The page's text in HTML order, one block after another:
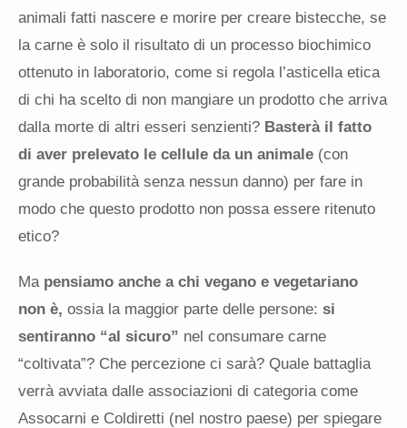
animali fatti nascere e morire per creare bistecche, se
la carne è solo il risultato di un processo biochimico
ottenuto in laboratorio, come si regola l’asticella etica
di chi ha scelto di non mangiare un prodotto che arriva
dalla morte di altri esseri senzienti? Basterà il fatto
di aver prelevato le cellule da un animale (con
grande probabilità senza nessun danno) per fare in
modo che questo prodotto non possa essere ritenuto
etico?
Ma pensiamo anche a chi vegano e vegetariano
non è, ossia la maggior parte delle persone: si
sentiranno “al sicuro” nel consumare carne
“coltivata”? Che percezione ci sarà? Quale battaglia
verrà avviata dalle associazioni di categoria come
Assocarni e Coldiretti (nel nostro paese) per spiegare